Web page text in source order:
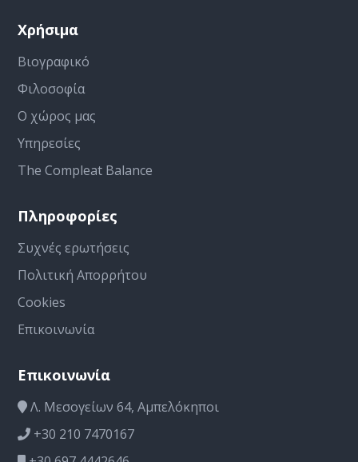
Χρήσιμα
Βιογραφικό
Φιλοσοφία
Ο χώρος μας
Υπηρεσίες
The Compleat Balance
Πληροφορίες
Συχνές ερωτήσεις
Πολιτική Απορρήτου
Cookies
Επικοινωνία
Επικοινωνία
Λ. Μεσογείων 64, Αμπελόκηποι
+30 210 7470167